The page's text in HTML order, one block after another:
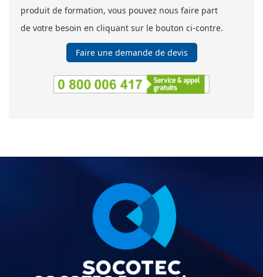
produit de formation, vous pouvez nous faire part
de votre besoin en cliquant sur le bouton ci-contre.
Faire une demande de devis